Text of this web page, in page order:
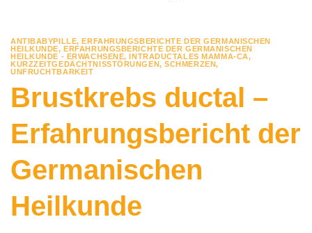
ANTIBABYPILLE,ERFAHRUNGSBERICHTE DER GERMANISCHEN
HEILKUNDE,ERFAHRUNGSBERICHTE DER GERMANISCHEN
HEILKUNDE - ERWACHSENE,INTRADUCTALES MAMMA-CA,
KURZZEITGEDÄCHTNISSTÖRUNGEN,SCHMERZEN,
UNFRUCHTBARKEIT
Brustkrebs ductal –
Erfahrungsbericht der
Germanischen
Heilkunde